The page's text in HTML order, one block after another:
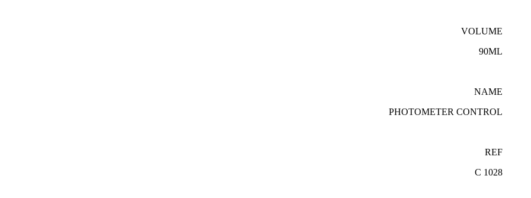
VOLUME
90ML
NAME
PHOTOMETER CONTROL
REF
C 1028